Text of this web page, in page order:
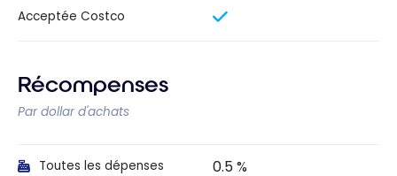
Acceptée Costco
Récompenses
Par dollar d'achats
Toutes les dépenses 0.5 %